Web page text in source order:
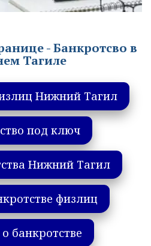
- Банкротсво в
Тагиле
Нижний Тагил
под ключ
Нижний Тагил
физлиц
банкротстве